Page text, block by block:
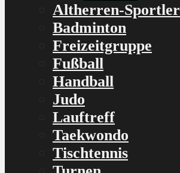
Altherren-Sportler
Badminton
Freizeitgruppe
Fußball
Handball
Judo
Lauftreff
Taekwondo
Tischtennis